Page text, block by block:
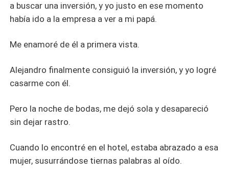
a buscar una inversión, y yo justo en ese momento
había ido a la empresa a ver a mi papá.
Me enamoré de él a primera vista.
Alejandro finalmente consiguió la inversión, y yo logré
casarme con él.
Pero la noche de bodas, me dejó sola y desapareció
sin dejar rastro.
Cuando lo encontré en el hotel, estaba abrazado a esa
mujer, susurrándose tiernas palabras al oído.